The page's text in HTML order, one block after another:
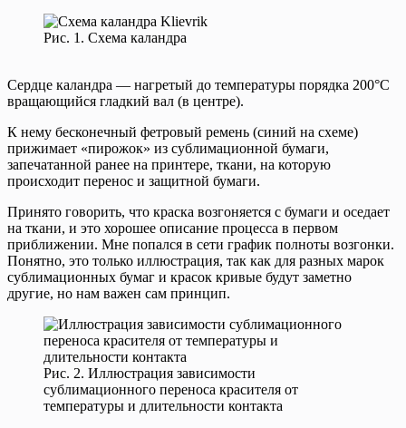
Рис. 1. Схема каландра
Сердце каландра — нагретый до температуры порядка 200°С
вращающийся гладкий вал (в центре).
К нему бесконечный фетровый ремень (синий на схеме)
прижимает «пирожок» из сублимационной бумаги,
запечатанной ранее на принтере, ткани, на которую
происходит перенос и защитной бумаги.
Принято говорить, что краска возгоняется с бумаги и оседает
на ткани, и это хорошее описание процесса в первом
приближении. Мне попался в сети график полноты возгонки.
Понятно, это только иллюстрация, так как для разных марок
сублимационных бумаг и красок кривые будут заметно
другие, но нам важен сам принцип.
Рис. 2. Иллюстрация зависимости
сублимационного переноса красителя от
температуры и длительности контакта